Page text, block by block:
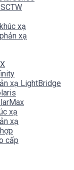
xạ
xạ
xạ LightBridge
xạ
xạ
cấp